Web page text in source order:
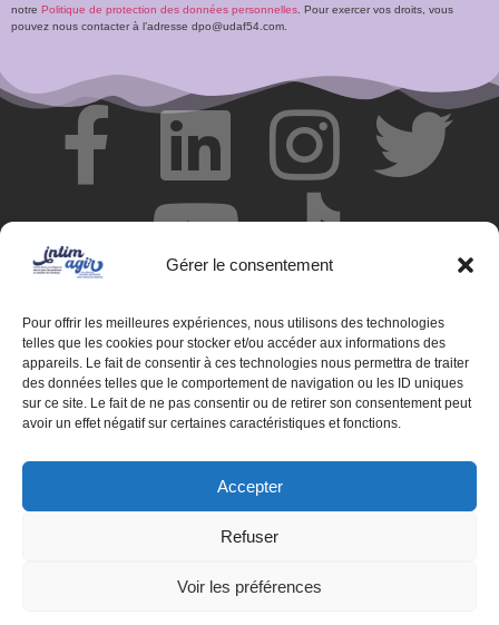
Gérer le consentement
Pour offrir les meilleures expériences, nous utilisons des technologies
telles que les cookies pour stocker et/ou accéder aux informations des
appareils. Le fait de consentir à ces technologies nous permettra de traiter
des données telles que le comportement de navigation ou les ID uniques
sur ce site. Le fait de ne pas consentir ou de retirer son consentement peut
avoir un effet négatif sur certaines caractéristiques et fonctions.
Accepter
Refuser
Voir les préférences
notre Politique de protection des données personnelles . Pour exercer vos droits, vous
pouvez nous contacter à l’adresse dpo@udaf54.com.
© Centre de ressources INTIMAGIR Grand Est – 124 rue de
Newcastle 54000 NANCY
Mentions légales
Politique de confidentialité